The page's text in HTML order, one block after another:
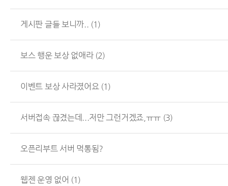
게시판 글들 보니까.. (1)
보스 행운 보상 없애라 (2)
이벤트 보상 사라졌어요 (1)
서버접속 끊겼는데...저만 그런거겠죠,ㅠㅠ (3)
오픈리부트 서버 먹통됨?
웹젠 운영 없어 (1)